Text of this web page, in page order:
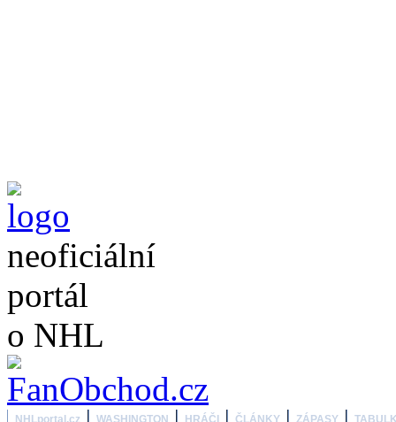
neoficiální
portál
o NHL
NHLportal.cz WASHINGTON HRÁČI ČLÁNKY ZÁPASY